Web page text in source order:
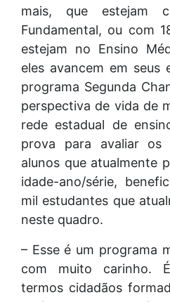
mais, que estejam
Fundamental, ou com
estejam no Ensino
eles avancem em seus
programa Segunda
perspectiva de vida de
rede estadual de
prova para avaliar os
alunos que atualmente
idade-ano/série,
mil estudantes que
neste quadro.
– Esse é um programa
com muito carinho.
termos cidadãos